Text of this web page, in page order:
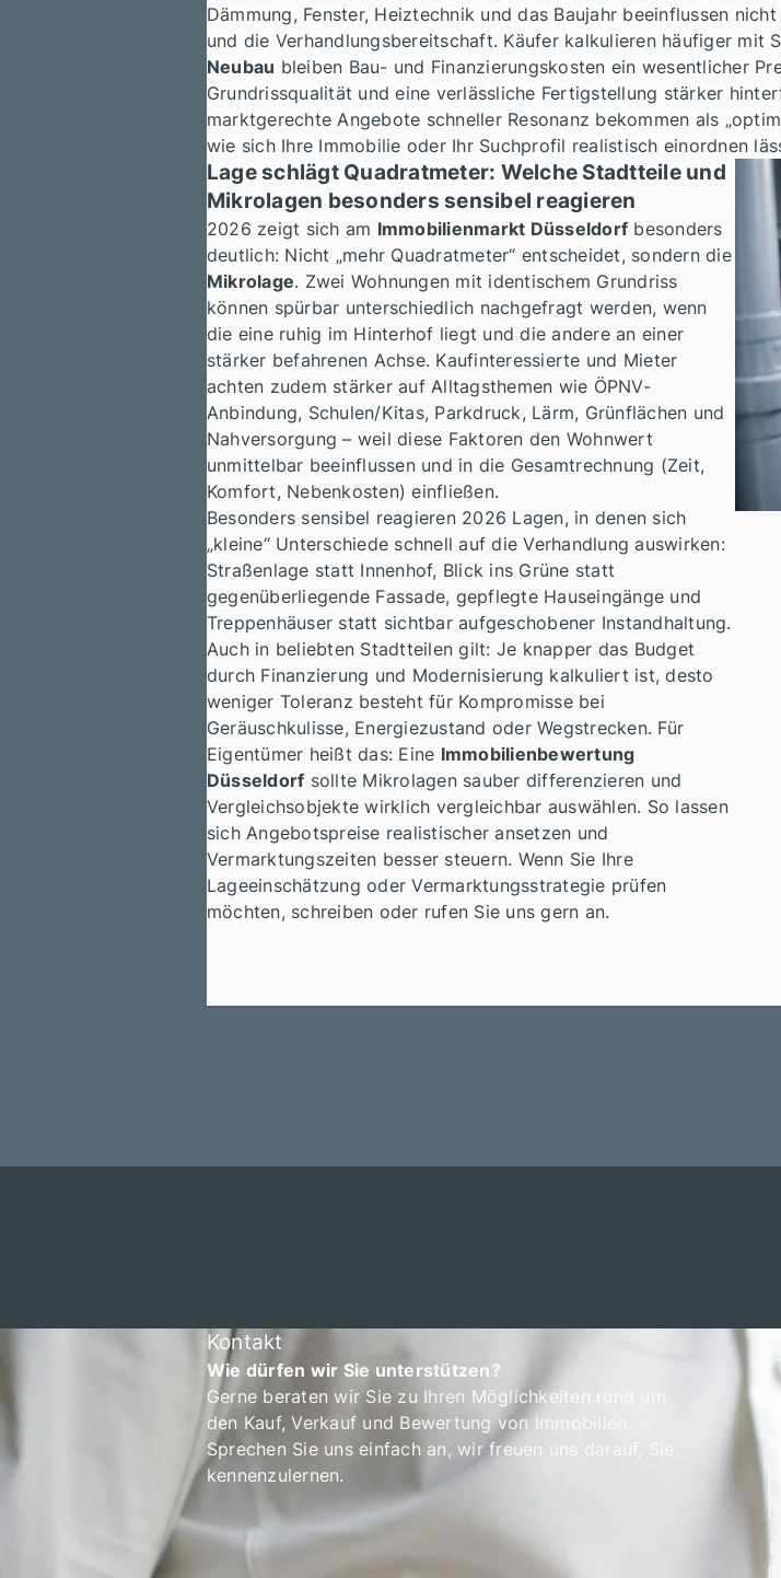
Dämmung, Fenster, Heiztechnik und das Baujahr beeinflussen
und die Verhandlungsbereitschaft. Käufer kalkulieren häufiger mit
Neubau bleiben Bau- und Finanzierungskosten ein wesentlicher
Grundrissqualität und eine verlässliche Fertigstellung stärker
marktgerechte Angebote schneller Resonanz bekommen als
wie sich Ihre Immobilie oder Ihr Suchprofil realistisch einordnen
Lage schlägt Quadratmeter: Welche Stadtteile und
Mikrolagen besonders sensibel reagieren
2026 zeigt sich am Immobilienmarkt Düsseldorf besonders
deutlich: Nicht „mehr Quadratmeter“ entscheidet, sondern die
Mikrolage. Zwei Wohnungen mit identischem Grundriss
können spürbar unterschiedlich nachgefragt werden, wenn
die eine ruhig im Hinterhof liegt und die andere an einer
stärker befahrenen Achse. Kaufinteressierte und Mieter
achten zudem stärker auf Alltagsthemen wie ÖPNV-
Anbindung, Schulen/Kitas, Parkdruck, Lärm, Grünflächen und
Nahversorgung – weil diese Faktoren den Wohnwert
unmittelbar beeinflussen und in die Gesamtrechnung (Zeit,
Komfort, Nebenkosten) einfließen.
Besonders sensibel reagieren 2026 Lagen, in denen sich
„kleine“ Unterschiede schnell auf die Verhandlung auswirken:
Straßenlage statt Innenhof, Blick ins Grüne statt
gegenüberliegende Fassade, gepflegte Hauseingänge und
Treppenhäuser statt sichtbar aufgeschobener Instandhaltung.
Auch in beliebten Stadtteilen gilt: Je knapper das Budget
durch Finanzierung und Modernisierung kalkuliert ist, desto
weniger Toleranz besteht für Kompromisse bei
Geräuschkulisse, Energiezustand oder Wegstrecken. Für
Eigentümer heißt das: Eine Immobilienbewertung
Düsseldorf sollte Mikrolagen sauber differenzieren und
Vergleichsobjekte wirklich vergleichbar auswählen. So lassen
sich Angebotspreise realistischer ansetzen und
Vermarktungszeiten besser steuern. Wenn Sie Ihre
Lageeinschätzung oder Vermarktungsstrategie prüfen
möchten, schreiben oder rufen Sie uns gern an.
Kontakt
Wie dürfen wir Sie unterstützen?
Gerne beraten wir Sie zu Ihren Möglichkeiten rund um
den Kauf, Verkauf und Bewertung von Immobilien.
Sprechen Sie uns einfach an, wir freuen uns darauf, Sie
kennenzulernen.